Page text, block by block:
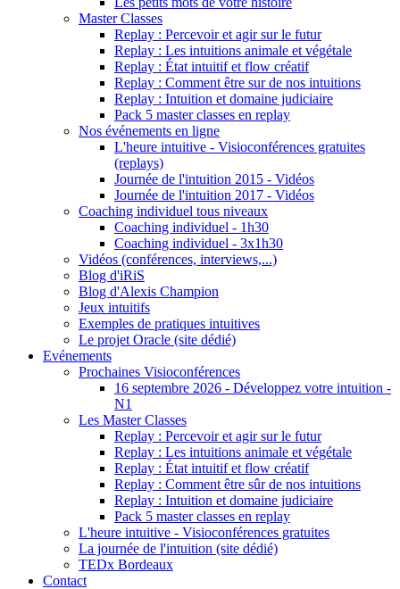
Master Classes
Replay : Percevoir et agir sur le futur
Replay : Les intuitions animale et végétale
Replay : État intuitif et flow créatif
Replay : Comment être sur de nos intuitions
Replay : Intuition et domaine judiciaire
Pack 5 master classes en replay
Nos événements en ligne
L'heure intuitive - Visioconférences gratuites
(replays)
Journée de l'intuition 2015 - Vidéos
Journée de l'intuition 2017 - Vidéos
Coaching individuel tous niveaux
Coaching individuel - 1h30
Coaching individuel - 3x1h30
Vidéos (conférences, interviews,...)
Blog d'iRiS
Blog d'Alexis Champion
Jeux intuitifs
Exemples de pratiques intuitives
Le projet Oracle (site dédié)
Evénements
Prochaines Visioconférences
16 septembre 2026 - Développez votre intuition -
N1
Les Master Classes
Replay : Percevoir et agir sur le futur
Replay : Les intuitions animale et végétale
Replay : État intuitif et flow créatif
Replay : Comment être sûr de nos intuitions
Replay : Intuition et domaine judiciaire
Pack 5 master classes en replay
L'heure intuitive - Visioconférences gratuites
La journée de l'intuition (site dédié)
TEDx Bordeaux
Contact